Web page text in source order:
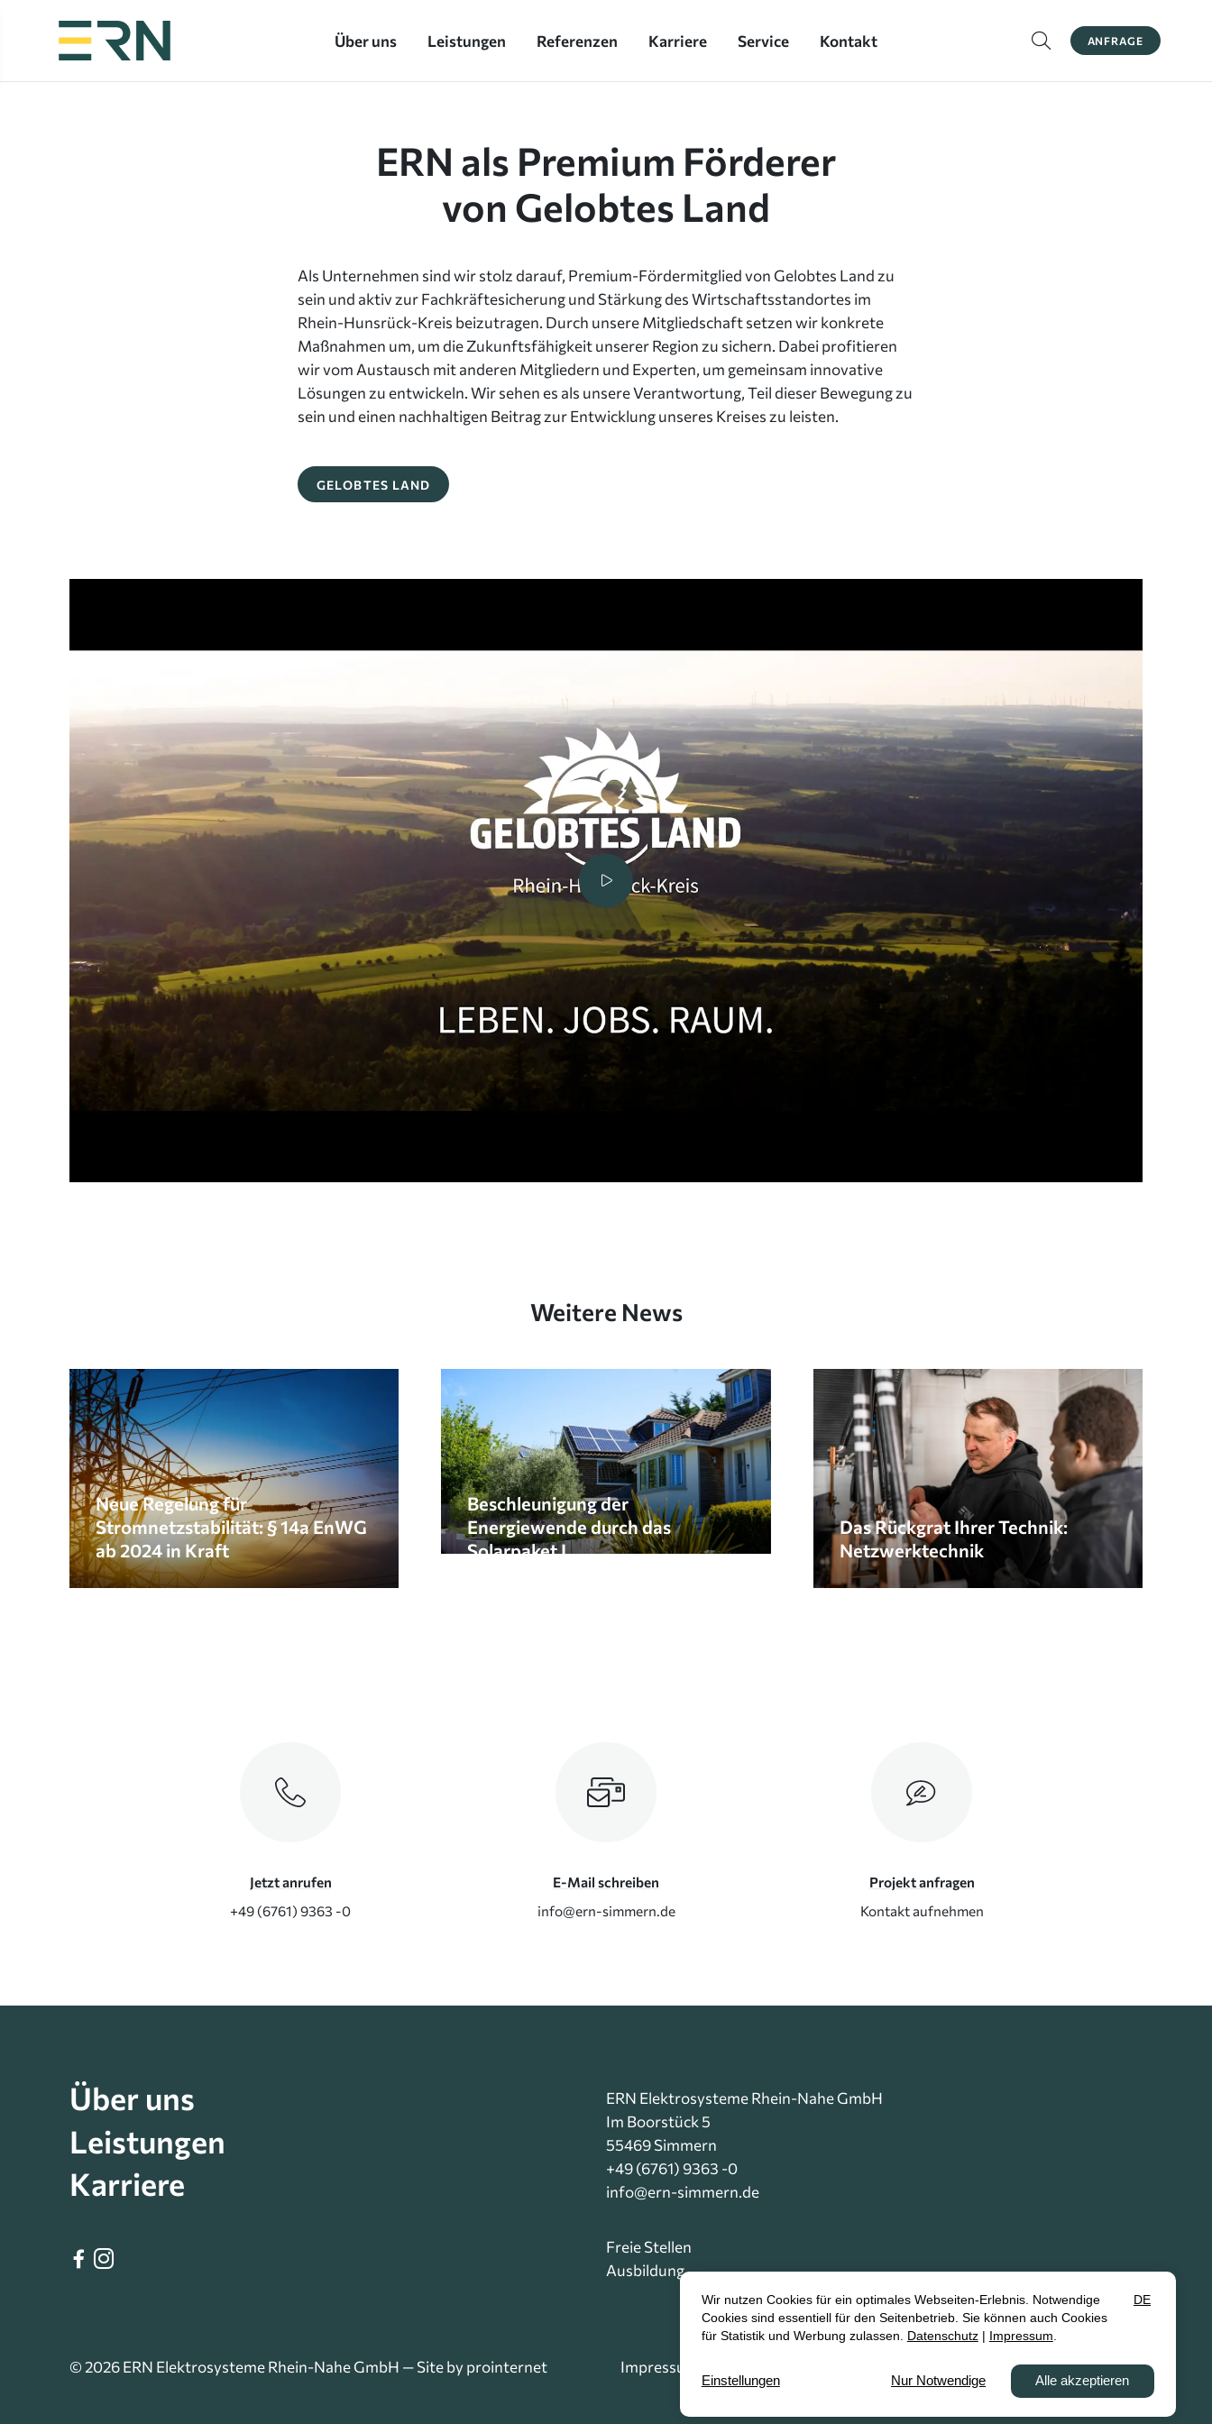
Über uns Leistungen Referenzen Karriere Service Kontakt ANFRAGE
ERN als Premium Förderer
von Gelobtes Land
Als Unternehmen sind wir stolz darauf, Premium-Fördermitglied von Gelobtes Land zu
sein und aktiv zur Fachkräftesicherung und Stärkung des Wirtschaftsstandortes im
Rhein-Hunsrück-Kreis beizutragen. Durch unsere Mitgliedschaft setzen wir konkrete
Maßnahmen um, um die Zukunftsfähigkeit unserer Region zu sichern. Dabei profitieren
wir vom Austausch mit anderen Mitgliedern und Experten, um gemeinsam innovative
Lösungen zu entwickeln. Wir sehen es als unsere Verantwortung, Teil dieser Bewegung zu
sein und einen nachhaltigen Beitrag zur Entwicklung unseres Kreises zu leisten.
GELOBTES LAND
Weitere News
Neue Regelung für
Stromnetzstabilität: § 14a EnWG
ab 2024 in Kraft
Beschleunigung der
Energiewende durch das
Solarpaket I
Das Rückgrat Ihrer Technik:
Netzwerktechnik
Jetzt anrufen
+49 (6761) 9363 -0
E-Mail schreiben
info@ern-simmern.de
Projekt anfragen
Kontakt aufnehmen
Über uns
Leistungen
Karriere
 
ERN Elektrosysteme Rhein-Nahe GmbH
Im Boorstück 5
55469 Simmern
+49 (6761) 9363 -0
info@ern-simmern.de
Freie Stellen
Ausbildung
Impressum Erklärung zur Barrierefreiheit
© 2026 ERN Elektrosysteme Rhein-Nahe GmbH — Site byprointernet